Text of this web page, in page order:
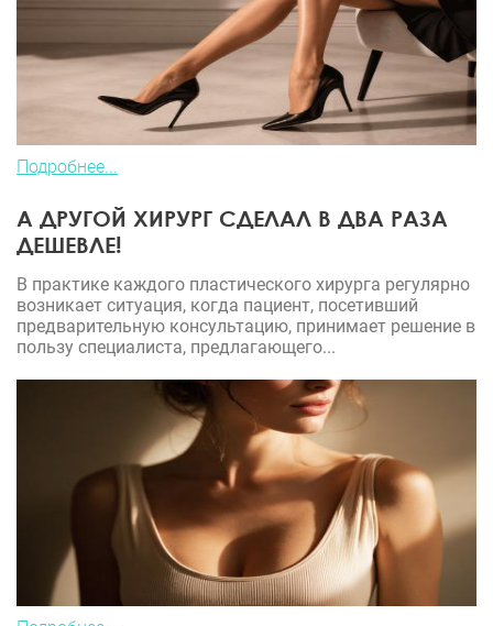
Подробнее...
А ДРУГОЙ ХИРУРГ СДЕЛАЛ В ДВА РАЗА
ДЕШЕВЛЕ!
В практике каждого пластического хирурга регулярно
возникает ситуация, когда пациент, посетивший
предварительную консультацию, принимает решение в
пользу специалиста, предлагающего...